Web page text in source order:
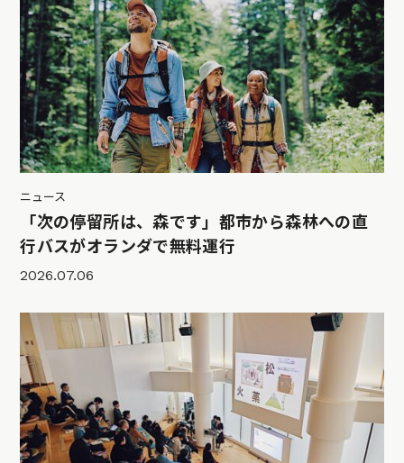
ニュース
「次の停留所は、森です」都市から森林への直
行バスがオランダで無料運行
2026.07.06